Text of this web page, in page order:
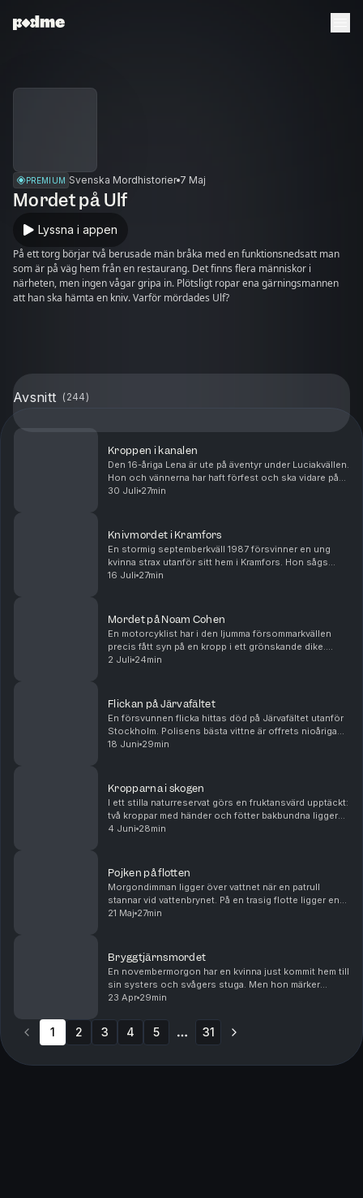
PREMIUM Svenska Mordhistorier 7 Maj
Mordet på Ulf
Lyssna i appen
På ett torg börjar två berusade män bråka med en funktionsnedsatt man
som är på väg hem från en restaurang. Det finns flera människor i
närheten, men ingen vågar gripa in. Plötsligt ropar ena gärningsmannen
att han ska hämta en kniv. Varför mördades Ulf?
Avsnitt ( 244)
Kroppen i kanalen
Den 16-åriga Lena är ute på äventyr under Luciakvällen.
Hon och vännerna har haft förfest och ska vidare på
klubb. Men Lena kommer aldrig fram. Det hela avskrivs
30 Juli 27min
Knivmordet i Kramfors
En stormig septemberkväll 1987 försvinner en ung
kvinna strax utanför sitt hem i Kramfors. Hon sågs
senast när hon rastade sin hund. Dagen efter görs en
16 Juli 27min
Mordet på Noam Cohen
En motorcyklist har i den ljumma försommarkvällen
precis fått syn på en kropp i ett grönskande dike.
Kroppen ligger i en märklig position, och rör sig inte
2 Juli 24min
Flickan på Järvafältet
En försvunnen flicka hittas död på Järvafältet utanför
Stockholm. Polisens bästa vittne är offrets nioåriga
lekkamrat och misstankarna pekar i en mycket ovanlig
18 Juni 29min
Kropparna i skogen
I ett stilla naturreservat görs en fruktansvärd upptäckt:
två kroppar med händer och fötter bakbundna ligger
övergivna bland träden. De har blivit brutalt mördade
4 Juni 28min
Pojken på flotten
Morgondimman ligger över vattnet när en patrull
stannar vid vattenbrynet. På en trasig flotte ligger en
död pojke. Bara hundra meter bort ligger en övergiven
21 Maj 27min
Bryggtjärnsmordet
En novembermorgon har en kvinna just kommit hem till
sin systers och svågers stuga. Men hon märker
snabbt att något fruktansvärt har hänt: på golvet ligger
23 Apr 29min
1 2 3 4 5 31